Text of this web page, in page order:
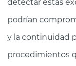
podrían
y la continuidad
procedimientos